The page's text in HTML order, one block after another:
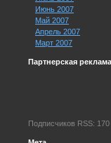
Июнь 2007
Май 2007
Апрель 2007
Март 2007
Партнерская реклама
Подписчиков RSS: 170